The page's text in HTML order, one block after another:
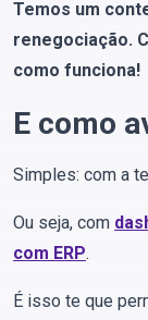
Temos um
renegociação.
como funciona!
E como
Simples: com a
Ou seja, com
com ERP.
É isso te que